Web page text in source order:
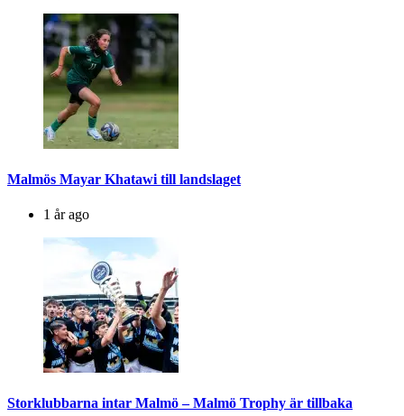
Malmös Mayar Khatawi till landslaget
1 år ago
Storklubbarna intar Malmö – Malmö Trophy är tillbaka